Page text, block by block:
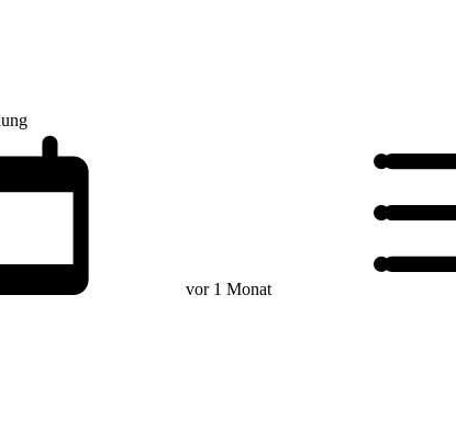
vor 1 Monat